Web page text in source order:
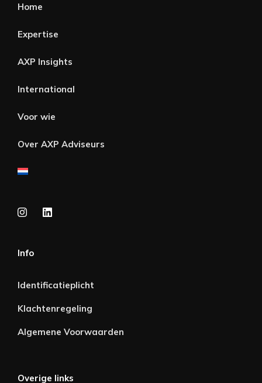
Home
Expertise
AXP Insights
International
Voor wie
Over AXP Adviseurs
Info
Identificatieplicht
Klachtenregeling
Algemene Voorwaarden
Overige links